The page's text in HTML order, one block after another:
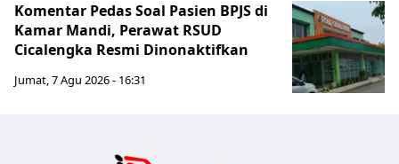
Komentar Pedas Soal Pasien BPJS di
Kamar Mandi, Perawat RSUD
Cicalengka Resmi Dinonaktifkan
Jumat, 7 Agu 2026 - 16:31